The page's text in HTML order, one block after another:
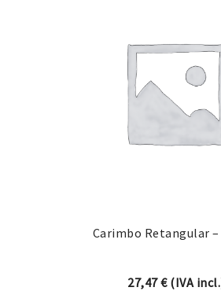
Carimbo Retangular –
27,47€(IVA